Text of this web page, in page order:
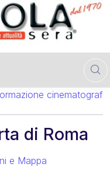
Tutta la
di Roma
e Mappa